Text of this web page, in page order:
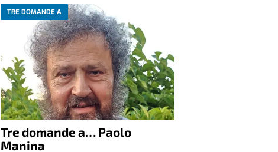
TRE DOMANDE A
Tre domande a… Paolo
Manina